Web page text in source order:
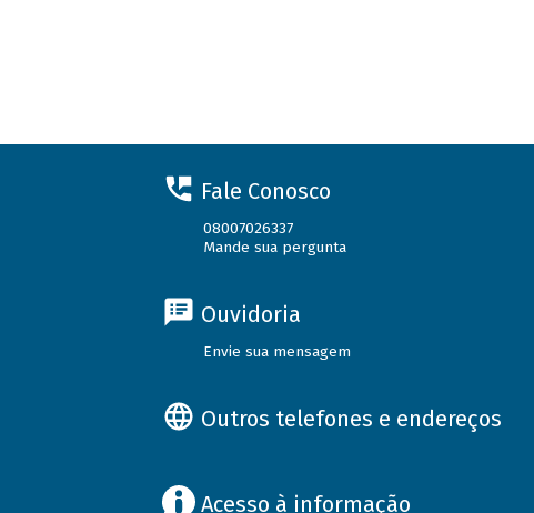
Fale Conosco
08007026337
Mande sua pergunta
Ouvidoria
Envie sua mensagem
Outros telefones e endereços
Acesso à informação